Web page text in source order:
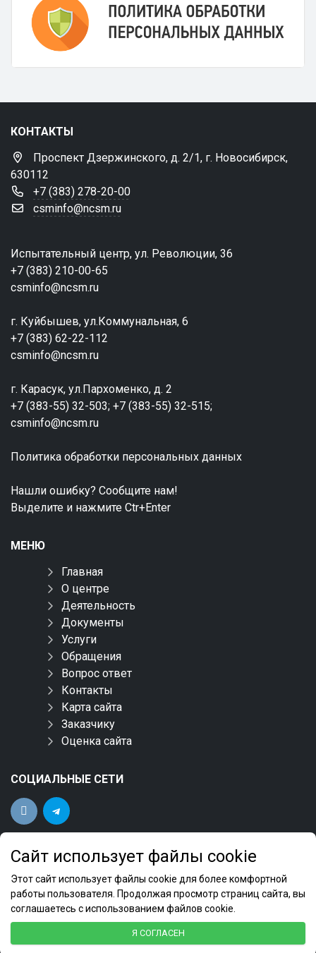
КОНТАКТЫ
Проспект Дзержинского, д. 2/1, г. Новосибирск,
630112
+7 (383) 278-20-00
csminfo@ncsm.ru
Испытательный центр, ул. Революции, 36
+7 (383) 210-00-65
csminfo@ncsm.ru
г. Куйбышев, ул.Коммунальная, 6
+7 (383) 62-22-112
csminfo@ncsm.ru
г. Карасук, ул.Пархоменко, д. 2
+7 (383-55) 32-503; +7 (383-55) 32-515;
csminfo@ncsm.ru
Политика обработки персональных данных
Нашли ошибку? Сообщите нам!
Выделите и нажмите Ctr+Enter
МЕНЮ
Главная
О центре
Деятельность
Документы
Услуги
Обращения
Вопрос ответ
Контакты
Карта сайта
Заказчику
Оценка сайта
СОЦИАЛЬНЫЕ СЕТИ
ФБУ "Новосибирский ЦСМ" 2022 © Все права
Сайт использует файлы cookie
Этот сайт использует файлы cookie для более комфортной
работы пользователя. Продолжая просмотр страниц сайта, вы
соглашаетесь с использованием файлов cookie.
Я СОГЛАСЕН